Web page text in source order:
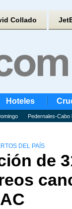
Collado
Hoteles
Pedernales-Cabo
DEL PAÍS
de